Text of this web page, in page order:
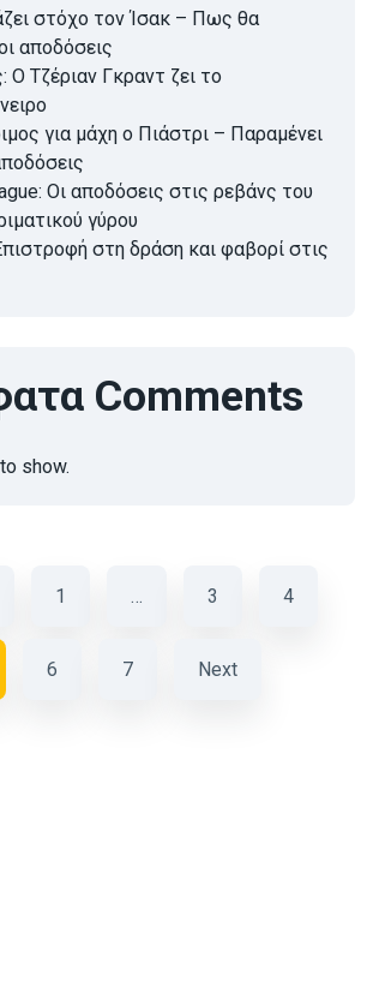
στόχο τον Ίσακ – Πως θα
αποδόσεις
Ο Τζέριαν Γκραντ ζει το
για μάχη ο Πιάστρι – Παραμένει
Οι αποδόσεις στις ρεβάνς του
γύρου
στη δράση και φαβορί στις
Comments
show.
1 … 3 4
6 7 Next